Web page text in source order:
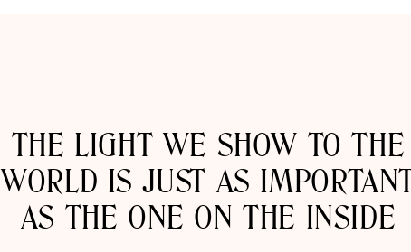
THE LIGHT WE SHOW TO THE
WORLD IS JUST AS
AS THE ONE ON THE INSIDE